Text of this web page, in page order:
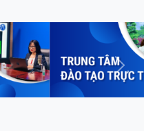
Next